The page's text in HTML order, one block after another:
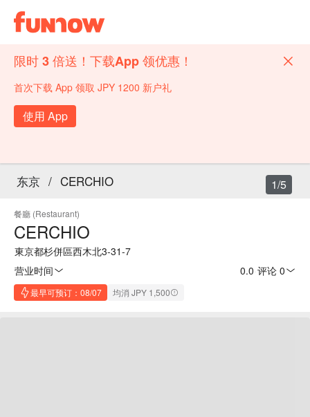
限时 3 倍送！下载App 领优惠！
首次下载 App 领取 JPY 1200 新户礼
使用 App
东京 / CERCHIO
餐廳 (Restaurant)
CERCHIO
東京都杉併區西木北3-31-7
营业时间
0.0 评论 0
最早可预订：08/07 均消 JPY 1,500
1/5